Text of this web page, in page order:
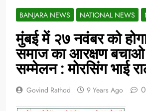
BANJARA NEWS NATIONAL NEWS
मुंबई में २७ नवंबर को
समाज का आरक्षण बचाओ
सम्मेलन : मोरसिंग भाई
Govind Rathod 9 Years Ago 0